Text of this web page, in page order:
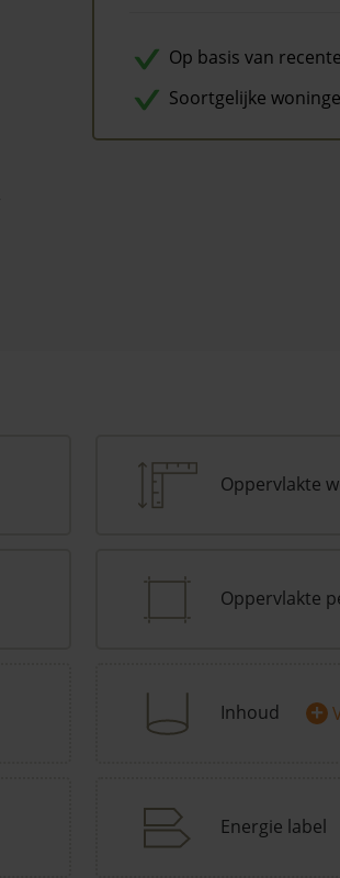
Op basis van
Soortgelijke
Oppervlakte
Oppervlakte
Inhoud +
Energie label